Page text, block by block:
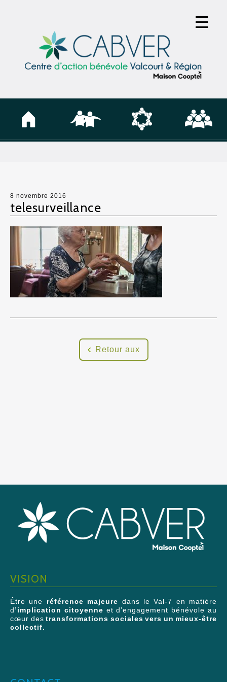
8 novembre 2016
telesurveillance
Retour aux
VISION
Être une référence majeure dans le Val-7 en matière
d’implication citoyenne et d’engagement bénévole au
cœur des transformations sociales vers un mieux-être
collectif.